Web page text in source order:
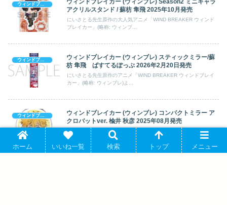
ウィンドブレイカー (ウィンブレ)
ウィンドブレイカー (ウィンブレ) Season2 ミニキャラ
アクリルスタンド / 蘇枋 隼飛 2025年10月発売
にいさとる先生原作の大人気アニメ「WIND BREAKER ウィンド
ブレイカー」(略称: ウィンブ...
ウィンドブレイカー (ウィンブレ)
ウィンドブレイカー (ウィンブレ) スティックミラー/蘇
枋 隼飛 ぱすてるぽっぷ 2026年2月20日発売
にいさとる先生原作のアニメ「WIND BREAKER ウィンドブレイ
カー」(略称: ウィンブレ)よ...
ウィンドブレイカー (ウィンブレ)
ウィンドブレイカー (ウィンブレ) コンパクトミラー ア
クロバットver. 楡井 秋彦 2025年08月発売
にいさとる先生によって描かれる人気連載中のヤンキー漫画を原作
としたアニメ「WIND BREAKER...
ホーム いいね一覧 検索 トップ メニュー